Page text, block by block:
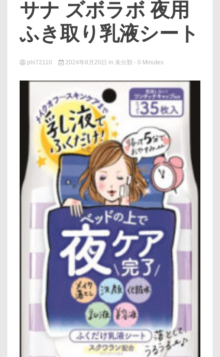
サナ ズボラボ 夜用
ふき取り乳液シート
phi72110 2024年8月20日 in 未分類 - 0 Minutes